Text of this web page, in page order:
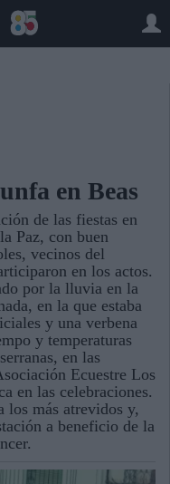
en Beas
de las fiestas en
Paz, con buen
vecinos del
en los actos.
por la lluvia en la
en la que estaba
y una verbena
y temperaturas
en las
Ecuestre Los
en las celebraciones.
los más atrevidos y,
a beneficio de la